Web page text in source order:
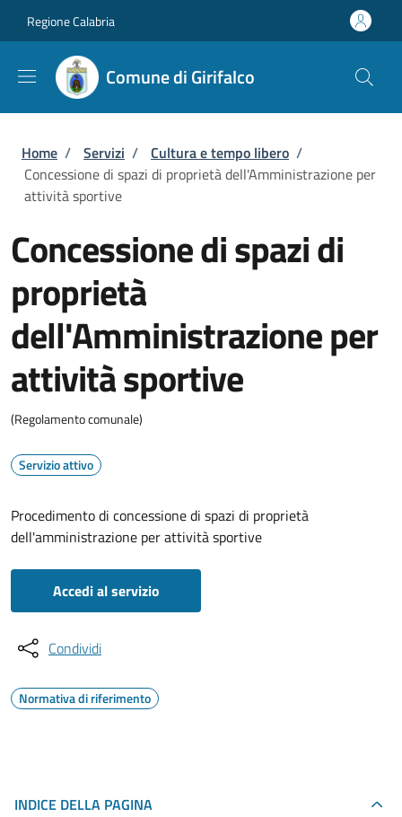
Regione Calabria
Comune di Girifalco
Briciole di pane
Home / Servizi / Cultura e tempo libero /
Concessione di spazi di proprietà dell'Amministrazione per
attività sportive
Concessione di spazi di
proprietà
dell'Amministrazione per
attività sportive
(Regolamento comunale)
Servizio attivo
Procedimento di concessione di spazi di proprietà
dell'amministrazione per attività sportive
Accedi al servizio
Condividi
Normativa di riferimento
INDICE DELLA PAGINA